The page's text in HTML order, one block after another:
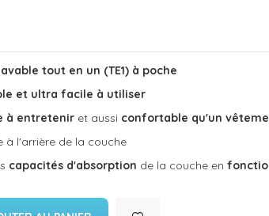
tout en un (TE1) à poche
et ultra facile à utiliser
à entreteniret aussi confortable qu'un
à l'arrière de la couche
capacités d'absorption de la couche en